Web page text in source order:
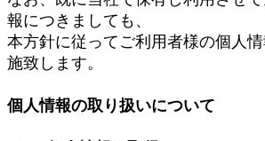
報につきましても、
本方針に従ってご利用者様の個人
施致します。
個人情報の取り扱いについて